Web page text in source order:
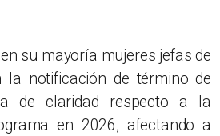
su mayoría mujeres jefas de
la notificación de término de
de claridad respecto a la
en 2026, afectando a